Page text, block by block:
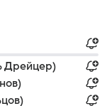
Дрейцер)